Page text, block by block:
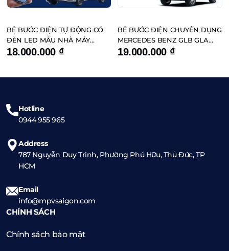
BỆ BƯỚC ĐIỆN TỰ ĐỘNG CÓ
ĐÈN LED MẪU NHÀ MÁY
VOLKSWAGEN VILORAN
18.000.000 ₫
BỆ BƯỚC ĐIỆN CHUYÊN DỤNG
MERCEDES BENZ GLB GLA
GLC GLE GLS G500 G63
19.000.000 ₫
Hotline
0944 955 965
Address
787 Nguyễn Duy Trinh, Phường Phú Hữu, Thủ Đức, TP
HCM
Email
info@mpvsaigon.com
CHÍNH SÁCH
Chính sách bảo mật